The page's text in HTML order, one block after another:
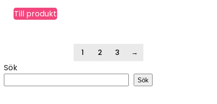
Till produkt
1 2 3 →
Sök
Sök